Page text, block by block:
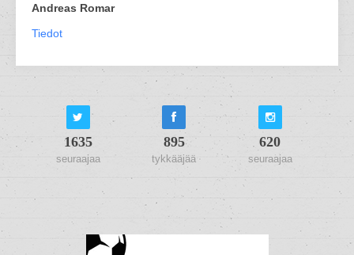
Andreas Romar
Tiedot
1635
seuraajaa
895
tykkääjää
620
seuraajaa